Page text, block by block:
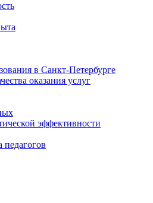
в Санкт-Петербурге
оказания услуг
эффективности